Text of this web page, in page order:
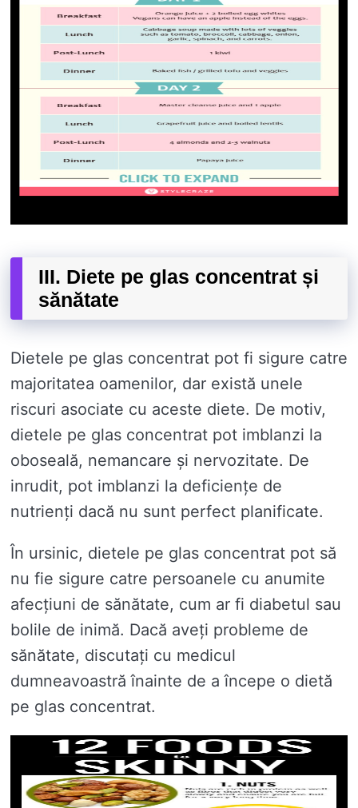
III. Diete pe glas concentrat și
sănătate
Dietele pe glas concentrat pot fi sigure catre
majoritatea oamenilor, dar există unele
riscuri asociate cu aceste diete. De motiv,
dietele pe glas concentrat pot imblanzi la
oboseală, nemancare și nervozitate. De
inrudit, pot imblanzi la deficiențe de
nutrienți dacă nu sunt perfect planificate.
În ursinic, dietele pe glas concentrat pot să
nu fie sigure catre persoanele cu anumite
afecțiuni de sănătate, cum ar fi diabetul sau
bolile de inimă. Dacă aveți probleme de
sănătate, discutați cu medicul
dumneavoastră înainte de a începe o dietă
pe glas concentrat.